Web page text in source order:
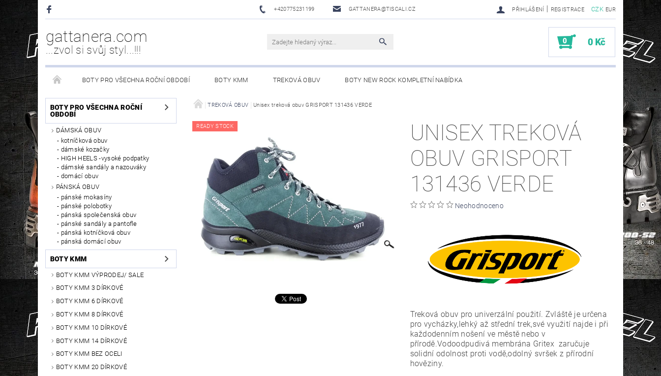
+420775231199 GATTANERA@TISCALI.CZ CZK EUR
PŘIHLÁŠENÍ | REGISTRACE
gattanera.com
...zvol si svůj styl...!!!
0 0 Kč
BOTY PRO VŠECHNA ROČNÍ OBDOBÍ BOTY KMM TREKOVÁ OBUV BOTY NEW ROCK KOMPLETNÍ NABÍDKA
NEW ROCK DOPLŇKY/NÁHRADNÍ DÍLY WESTERNOVÁ OBUV WESTERN BELTS /WESTERNOVÉ OPASKY/
PÉČE O OBUV
BOTY PRO VŠECHNA ROČNÍ
OBDOBÍ
DÁMSKÁ OBUV
kotníčková obuv
dámské kozačky
HIGH HEELS -vysoké podpatky
dámské sandály a nazouváky
domácí obuv
PÁNSKÁ OBUV
pánské mokasíny
pánské polobotky
pánská společenská obuv
pánské sandály a pantofle
pánská kotníčková obuv
pánská domácí obuv
BOTY KMM
BOTY KMM VÝPRODEJ/ SALE
BOTY KMM 3 DÍRKOVÉ
BOTY KMM 6 DÍRKOVÉ
BOTY KMM 8 DÍRKOVÉ
BOTY KMM 10 DÍRKOVÉ
BOTY KMM 14 DÍRKOVÉ
BOTY KMM BEZ OCELI
BOTY KMM 20 DÍRKOVÉ
TREKOVÁ OBUV Unisex treková obuv GRISPORT 131436 VERDE
READY STOCK
UNISEX TREKOVÁ
OBUV GRISPORT
131436 VERDE
Neohodnoceno
Treková obuv pro univerzální použití. Zvláště je určena
pro vycházky,lehký až střední trek,své využití najde i při
každodenním nošení ve městě nebo v
přírodě.Vodoodpudivá membrána Gritex zaručuje
solidníodolnost proti vodě,odolný svršek z přírodní
hověziny.